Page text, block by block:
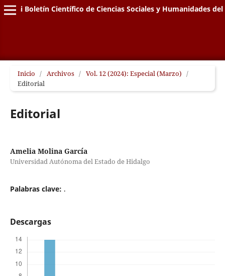
Edähi Boletín Científico de Ciencias Sociales y Humanidades del
Inicio / Archivos / Vol. 12 (2024): Especial (Marzo) /
Editorial
Editorial
Amelia Molina García
Universidad Autónoma del Estado de Hidalgo
Palabras clave: .
Descargas